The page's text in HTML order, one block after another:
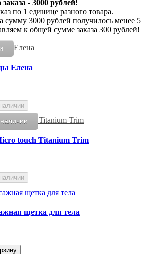
- 3000 рублей!
по 1 единице разного товара.
сумму 3000 рублей получилось менее 5
к общей сумме заказа 300 рублей!
Елена
touch Titanium Trim
щетка для тела